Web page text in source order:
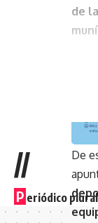
de
De
//
P eriódico